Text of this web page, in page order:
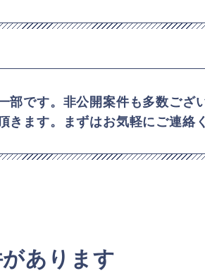
です。非公開案件も多数ござ
ます。まずはお気軽にご連絡
あります